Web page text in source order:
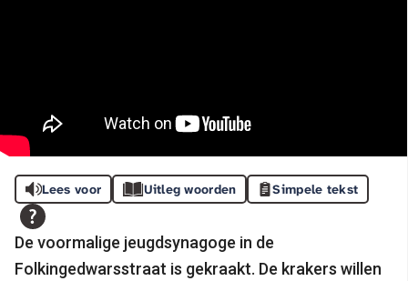
Lees voor Uitleg woorden Simpele tekst
De voormalige jeugdsynagoge in de
Folkingedwarsstraat is gekraakt. De krakers willen